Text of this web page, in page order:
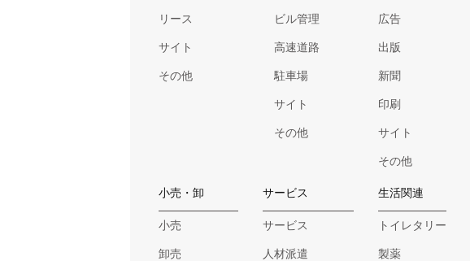
リース
サイト
その他
ビル管理
高速道路
駐車場
サイト
その他
広告
出版
新聞
印刷
サイト
その他
小売・卸
小売
卸売
サービス
サービス
人材派遣
生活関連
トイレタリー
製薬